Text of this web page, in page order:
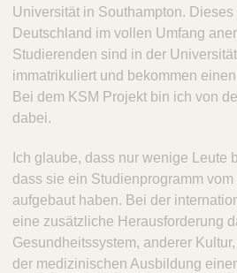
Universität in Southampton.
Deutschland im vollen Umfang
Studierenden sind in der
immatrikuliert und bekommen
Bei dem KSM Projekt bin ich von
dabei.
Ich glaube, dass nur wenige Leute
dass sie ein Studienprogramm vom
aufgebaut haben. Bei der
eine zusätzliche Herausforderung
Gesundheitssystem, anderer
der medizinischen Ausbildung